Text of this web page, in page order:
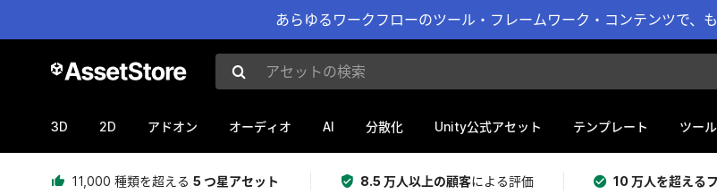
あらゆるワークフローのツール・フレームワーク・コンテンツで、
アセットの検索
3D 2D アドオン オーディオ AI 分散化 Unity公式アセット テンプレート ツール
11,000 種類を超える 5 つ星アセット 8.5 万人以上の顧客による評価 10 万人を超える